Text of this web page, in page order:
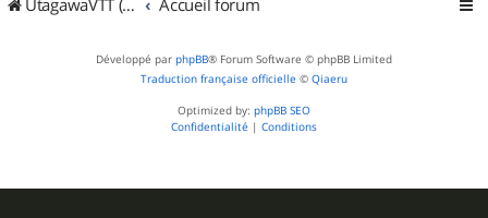
Développé par phpBB® Forum Software © phpBB Limited
Traduction française officielle © Qiaeru
Optimized by: phpBB SEO
Confidentialité | Conditions